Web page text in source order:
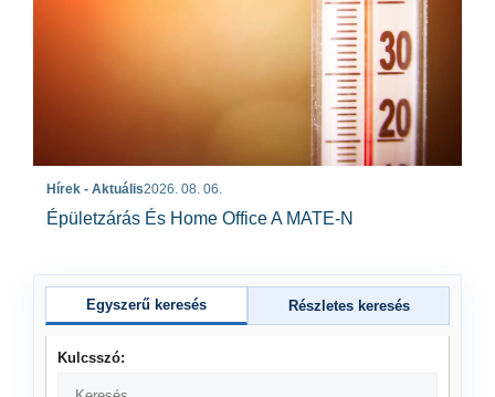
Hírek - Aktuális2026. 08. 06.
Épületzárás És Home Office A MATE-N
Egyszerű keresés Részletes keresés
Kulcsszó: